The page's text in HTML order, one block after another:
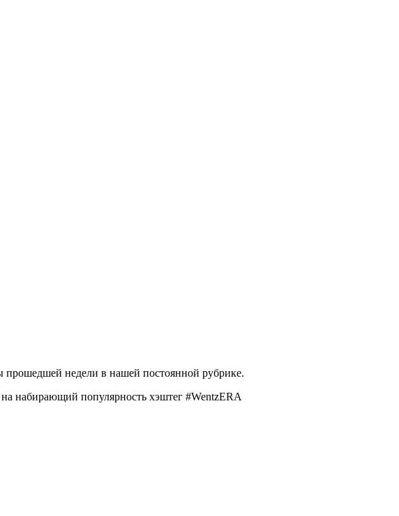
прошедшей недели в нашей постоянной рубрике.
набирающий популярность хэштег #WentzERA